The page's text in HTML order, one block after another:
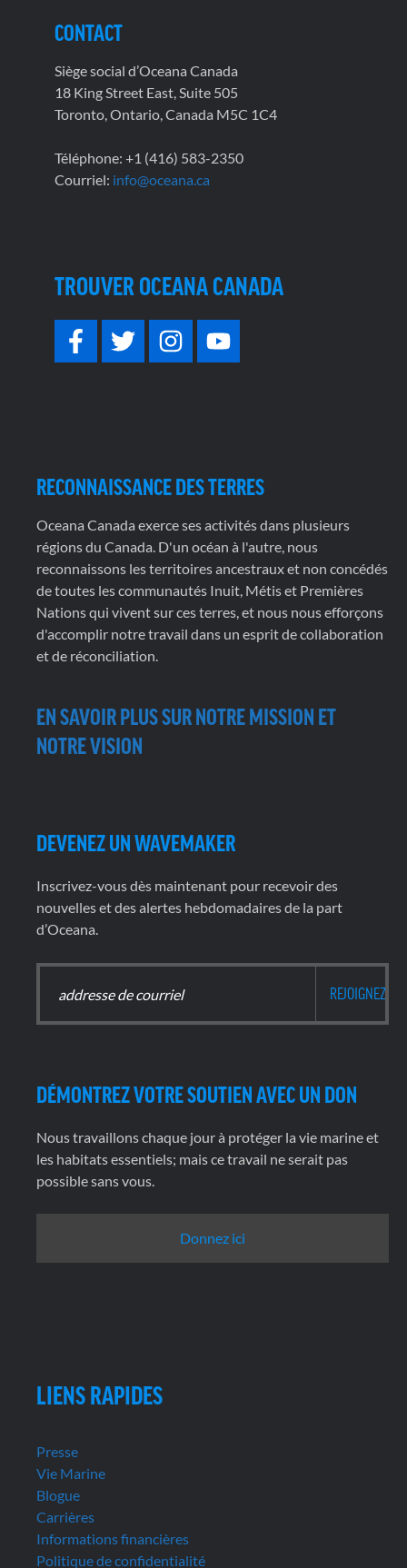
CONTACT
Siège social d’Oceana Canada
18 King Street East, Suite 505
Toronto, Ontario, Canada M5C 1C4
Téléphone: +1 (416) 583-2350
Courriel: info@oceana.ca
TROUVER OCEANA CANADA
RECONNAISSANCE DES TERRES
Oceana Canada exerce ses activités dans plusieurs
régions du Canada. D'un océan à l'autre, nous
reconnaissons les territoires ancestraux et non concédés
de toutes les communautés Inuit, Métis et Premières
Nations qui vivent sur ces terres, et nous nous efforçons
d'accomplir notre travail dans un esprit de collaboration
et de réconciliation.
EN SAVOIR PLUS SUR NOTRE MISSION ET
NOTRE VISION
DEVENEZ UN WAVEMAKER
Inscrivez-vous dès maintenant pour recevoir des
nouvelles et des alertes hebdomadaires de la part
d’Oceana.
DÉMONTREZ VOTRE SOUTIEN AVEC UN DON
Nous travaillons chaque jour à protéger la vie marine et
les habitats essentiels; mais ce travail ne serait pas
possible sans vous.
Donnez ici
LIENS RAPIDES
Presse
Vie Marine
Blogue
Carrières
Informations financières
Politique de confidentialité